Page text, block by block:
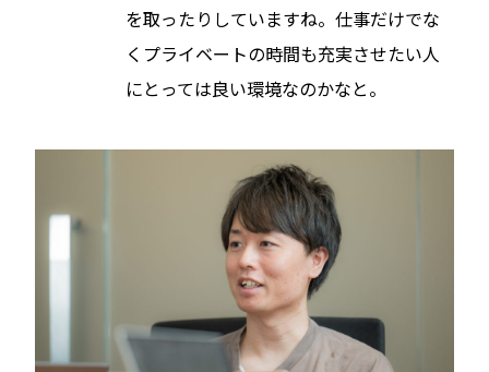
を取ったりしていますね。仕事だけでな
くプライベートの時間も充実させたい人
にとっては良い環境なのかなと。